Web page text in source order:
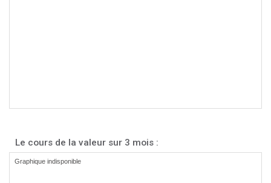
Le cours de la valeur sur 3 mois :